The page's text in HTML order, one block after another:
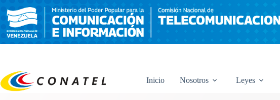
contenido
Inicio Nosotros Leyes